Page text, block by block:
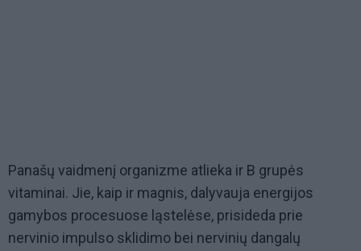
Panašų vaidmenį organizme atlieka ir B grupės
vitaminai. Jie, kaip ir magnis, dalyvauja energijos
gamybos procesuose ląstelėse, prisideda prie
nervinio impulso sklidimo bei nervinių dangalų